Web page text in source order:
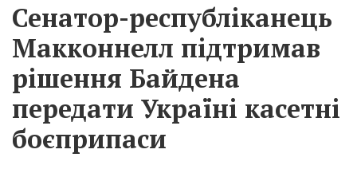
Сенатор-республіканець
Макконнелл підтримав
рішення Байдена
передати Україні касетні
боєприпаси